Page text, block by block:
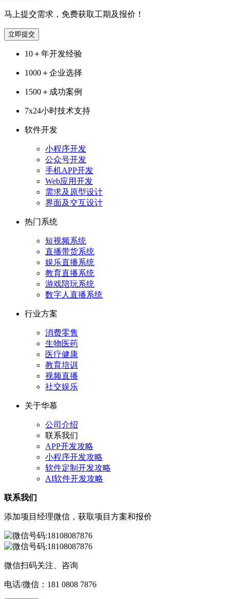
马上提交需求，免费获取工期及报价！
立即提交
10＋年开发经验
1000＋企业选择
1500＋ 成功案例
7x24小时技术支持
软件开发
小程序开发
公众号开发
手机APP开发
Web应用开发
需求及原型设计
界面及交互设计
热门系统
短视频系统
直播带货系统
娱乐直播系统
教育直播系统
游戏陪玩系统
数字人直播系统
行业方案
消费零售
生物医药
医疗健康
教育培训
视频直播
社交娱乐
关于华慕
公司介绍
联系我们
APP开发攻略
小程序开发攻略
软件定制开发攻略
AI软件开发攻略
联系我们
添加项目经理微信，获取项目方案和报价
微信扫码关注、咨询
电话/微信： 181 0808 7876